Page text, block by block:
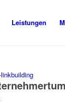
Leistungen